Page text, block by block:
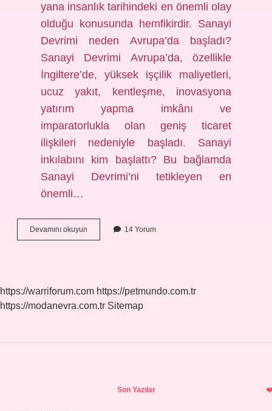
yana insanlık tarihindeki en önemli olay
olduğu konusunda hemfikirdir. Sanayi
Devrimi neden Avrupa’da başladı?
Sanayi Devrimi Avrupa’da, özellikle
İngiltere’de, yüksek işçilik maliyetleri,
ucuz yakıt, kentleşme, inovasyona
yatırım yapma imkânı ve
imparatorlukla olan geniş ticaret
ilişkileri nedeniyle başladı. Sanayi
inkılabını kim başlattı? Bu bağlamda
Sanayi Devrimi’ni tetikleyen en
önemli…
Devamını okuyun
Devrimi
14 Yorum
https://warriforum.com https://petmundo.com.tr
https://modanevra.com.tr Sitemap
Son Yazılar